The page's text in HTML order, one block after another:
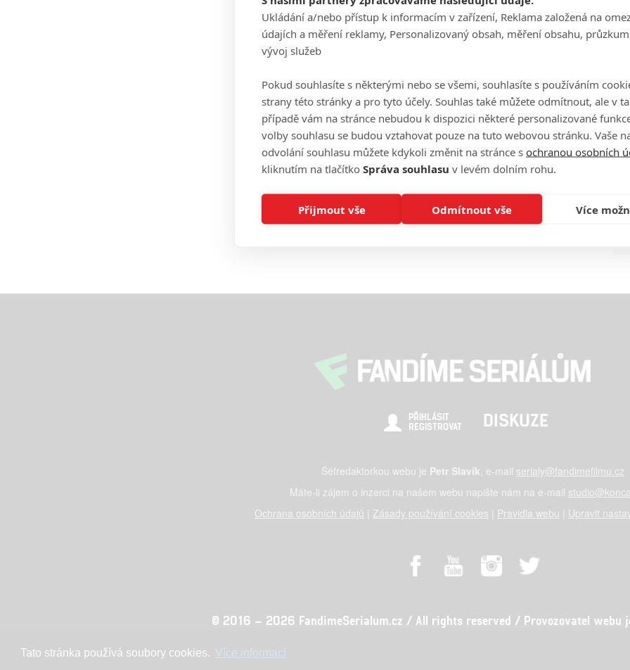
Tato stránka používá soubory cookies. Více informací
PŘIHLÁSIT
REGISTROVAT
DISKUZE
Šéfredaktorkou webu je Petr Slavík, e-mail serialy@fandimefilmu.cz
Máte-li zájem o inzerci na našem webu napište nám na e-mail
Ochrana osobních údajů
Zásady používání cookies Pravidla webu Upravit
© 2016 – 2026 FandimeSerialum.cz / All rights reserved / Provozovatel webu
Ukládání a/nebo přístup k informacím v zařízení, Reklama založená na
údajích a měření reklamy, Personalizovaný obsah, měření obsahu,
vývoj služeb
Pokud souhlasíte s některými nebo se všemi, souhlasíte s používáním
strany této stránky a pro tyto účely. Souhlas také můžete odmítnout, ale v
případě vám na stránce nebudou k dispozici některé personalizované
volby souhlasu se budou vztahovat pouze na tuto webovou stránku. Vaše
odvolání souhlasu můžete kdykoli změnit na stránce s ochranou osobních
kliknutím na tlačítko Správa souhlasu v levém dolním rohu.
Přijmout vše Odmítnout vše Více